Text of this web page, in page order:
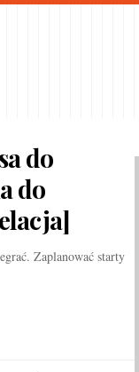
do
do
Zaplanować starty